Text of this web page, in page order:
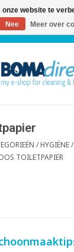
/HYGIËNE
TOILETPAPIER
website te
Nee
Meer over